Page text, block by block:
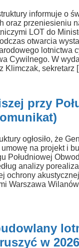
informuje o
oraz przeniesieniu
LOT do
otwarcia
lotnictwa
Cywilnego. W
Klimczak, sekretarz
przy
ogłosiło, że
umowę na projekt i
Południowej
analizy
ochrony
Warszawa
w